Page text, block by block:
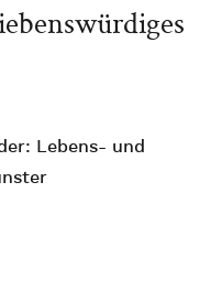
Lebens- und